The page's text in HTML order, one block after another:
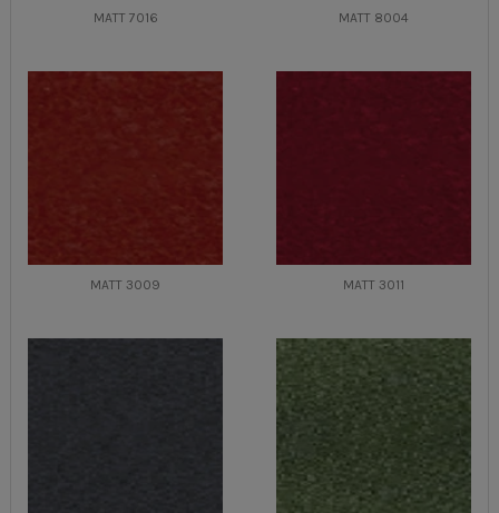
MATT 7016 MATT 8004
MATT 3009 MATT 3011